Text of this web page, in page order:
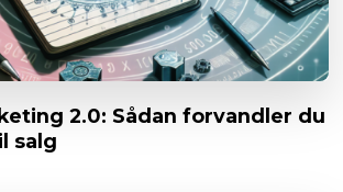
2.0: Sådan forvandler du
salg